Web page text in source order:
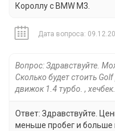
Короллу с BMW M3.
Дата вопроса:
Вопрос: Здравствуйте.
Сколько будет стоить
движок 1.4 турбо. ,
Ответ: Здравствуйте.
меньше пробег и больше